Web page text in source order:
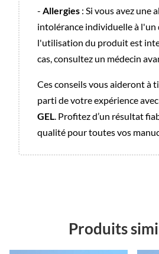
- Allergies : Si vous avez une
intolérance individuelle à l'un
l'utilisation du produit est
cas, consultez un médecin
Ces conseils vous aideront à
parti de votre expérience avec
GEL . Profitez d’un résultat
qualité pour toutes vos
Produits